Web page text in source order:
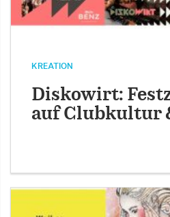
KREATION
Diskowirt:
auf Clubkultur